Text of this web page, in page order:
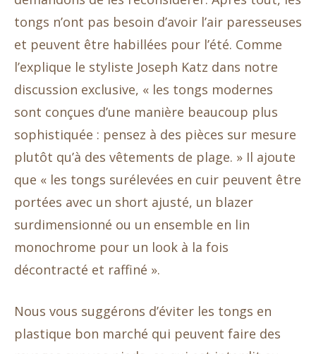
tongs n’ont pas besoin d’avoir l’air paresseuses
et peuvent être habillées pour l’été. Comme
l’explique le styliste Joseph Katz dans notre
discussion exclusive, « les tongs modernes
sont conçues d’une manière beaucoup plus
sophistiquée : pensez à des pièces sur mesure
plutôt qu’à des vêtements de plage. » Il ajoute
que « les tongs surélevées en cuir peuvent être
portées avec un short ajusté, un blazer
surdimensionné ou un ensemble en lin
monochrome pour un look à la fois
décontracté et raffiné ».
Nous vous suggérons d’éviter les tongs en
plastique bon marché qui peuvent faire des